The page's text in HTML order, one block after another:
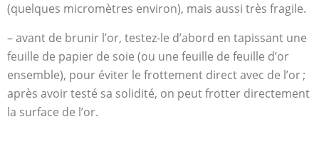
(quelques micromètres environ), mais aussi très fragile.
– avant de brunir l’or, testez-le d’abord en tapissant une
feuille de papier de soie (ou une feuille de feuille d’or
ensemble), pour éviter le frottement direct avec de l’or ;
après avoir testé sa solidité, on peut frotter directement
la surface de l’or.